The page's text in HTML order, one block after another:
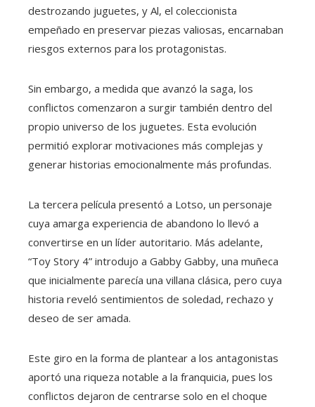
destrozando juguetes, y Al, el coleccionista
empeñado en preservar piezas valiosas, encarnaban
riesgos externos para los protagonistas.
Sin embargo, a medida que avanzó la saga, los
conflictos comenzaron a surgir también dentro del
propio universo de los juguetes. Esta evolución
permitió explorar motivaciones más complejas y
generar historias emocionalmente más profundas.
La tercera película presentó a Lotso, un personaje
cuya amarga experiencia de abandono lo llevó a
convertirse en un líder autoritario. Más adelante,
“Toy Story 4” introdujo a Gabby Gabby, una muñeca
que inicialmente parecía una villana clásica, pero cuya
historia reveló sentimientos de soledad, rechazo y
deseo de ser amada.
Este giro en la forma de plantear a los antagonistas
aportó una riqueza notable a la franquicia, pues los
conflictos dejaron de centrarse solo en el choque